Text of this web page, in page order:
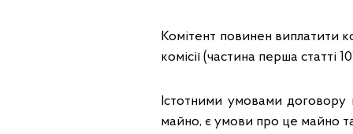
Комітент повинен виплатити
комісії (частина перша статті
Істотними умовами договору
майно, є умови про це майно